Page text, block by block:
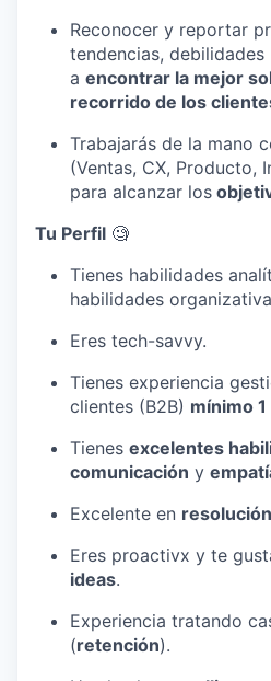
Reconocer y reportar
tendencias,
a encontrar la mejor
recorrido de los
Trabajarás de la mano
(Ventas, CX, Producto,
para alcanzar los
Tu Perfil 🧐
Tienes habilidades
habilidades
Eres tech-savvy.
Tienes experiencia
clientes (B2B) mínimo 1
Tienes excelentes
comunicación y
Excelente en
Eres proactivx y te
ideas.
Experiencia tratando
(retención).